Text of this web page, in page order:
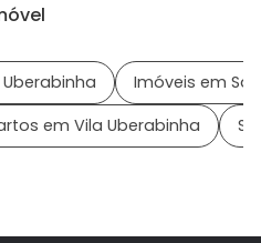
Imóveis em
em Vila Uberabinha